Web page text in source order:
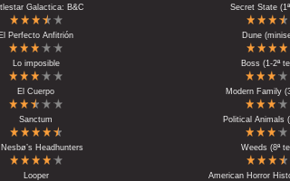
Galactica: B&C
El Perfecto Anfitrión
Lo imposible
El Cuerpo
Sanctum
Headhunters
Looper
Secret State
Dune
Boss (1-2ª
Modern Family
Political Animals
Weeds (8ª
American Horror